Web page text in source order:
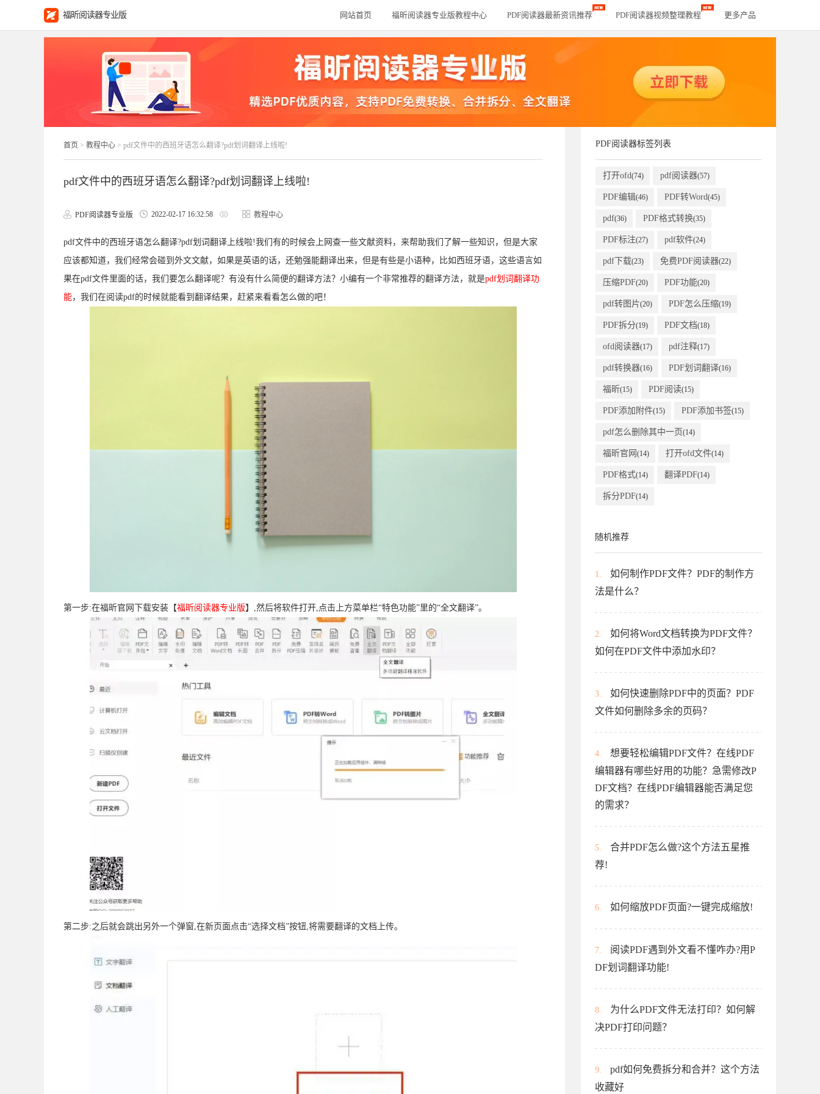
福昕阅读器专业版 网站首页 福昕阅读器专业版教程中心 PDF阅读器最新资讯推荐 PDF阅读器视频整理教程 更多产品
首页 > 教程中心 > pdf文件中的西班牙语怎么翻译?pdf划词翻译上线啦!
pdf文件中的西班牙语怎么翻译?pdf划词翻译上线啦!
PDF阅读器专业版 2022-02-17 16:32:58 教程中心
pdf文件中的西班牙语怎么翻译?pdf划词翻译上线啦!我们有的时候会上网查一些文献资料，来帮助我们了解一些知识，但是大家
应该都知道，我们经常会碰到外文文献，如果是英语的话，还勉强能翻译出来，但是有些是小语种，比如西班牙语，这些语言如
果在pdf文件里面的话，我们要怎么翻译呢？有没有什么简便的翻译方法？小编有一个非常推荐的翻译方法，就是pdf划词翻译功
能，我们在阅读pdf的时候就能看到翻译结果，赶紧来看看怎么做的吧！
第一步:在福昕官网下载安装【福昕阅读器专业版】,然后将软件打开,点击上方菜单栏“特色功能”里的“全文翻译”｡
第二步:之后就会跳出另外一个弹窗,在新页面点击“选择文档”按钮,将需要翻译的文档上传｡
PDF阅读器标签列表
打开ofd(74) pdf阅读器(57)
PDF编辑(46) PDF转Word(45)
pdf(36) PDF格式转换(35)
PDF标注(27) pdf软件(24)
pdf下载(23) 免费PDF阅读器(22)
压缩PDF(20) PDF功能(20)
pdf转图片(20) PDF怎么压缩(19)
PDF拆分(19) PDF文档(18)
ofd阅读器(17) pdf注释(17)
pdf转换器(16) PDF划词翻译(16)
福昕(15) PDF阅读(15)
PDF添加附件(15) PDF添加书签(15)
pdf怎么删除其中一页(14)
福昕官网 (14) 打开ofd文件(14)
PDF格式(14) 翻译PDF(14)
拆分PDF(14)
随机推荐
1.
如何制作PDF文件？PDF的制作方
法是什么？
2.
如何将Word文档转换为PDF文件？
如何在PDF文件中添加水印？
3.
如何快速删除PDF中的页面？PDF
文件如何删除多余的页码？
4.
想要轻松编辑PDF文件？在线PDF
编辑器有哪些好用的功能？急需修改P
DF文档？在线PDF编辑器能否满足您
的需求？
5.
合并PDF怎么做?这个方法五星推
荐!
6. 如何缩放PDF页面?一键完成缩放!
7.
阅读PDF遇到外文看不懂咋办?用P
DF划词翻译功能!
8.
为什么PDF文件无法打印？如何解
决PDF打印问题？
9.
pdf如何免费拆分和合并？这个方法
收藏好